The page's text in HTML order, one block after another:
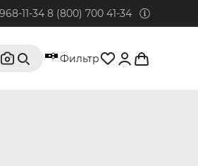
11-34 8 (800) 700 41-34
Фильтр